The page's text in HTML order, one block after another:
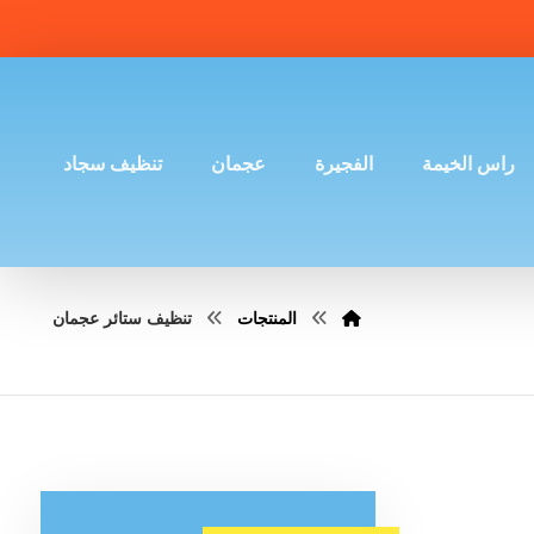
راس الخيمة الفجيرة عجمان تنظيف سجاد
المنتجات تنظيف ستائر عجمان